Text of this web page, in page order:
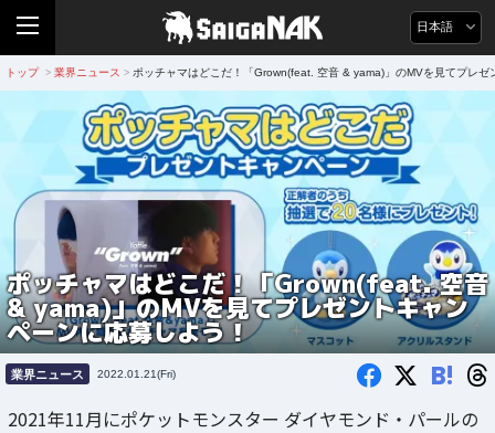
日本語
トップ > 業界ニュース > ポッチャマはどこだ！「Grown(feat. 空音 & yama)」のMVを見てプレゼ
ポッチャマはどこだ！「Grown(feat. 空音
& yama)」のMVを見てプレゼントキャン
ペーンに応募しよう！
業界ニュース 2022.01.21(Fri) B!
2021年11月にポケットモンスター ダイヤモンド・パールの